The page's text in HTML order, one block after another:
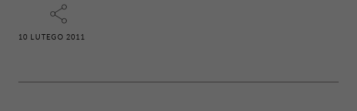
10 LUTEGO 2011